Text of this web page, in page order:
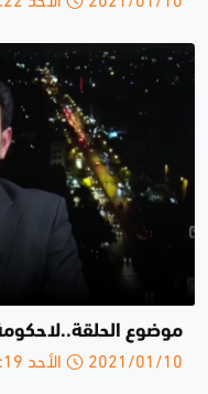
موضوع
2021/01/10 الأحد 11:19 ص